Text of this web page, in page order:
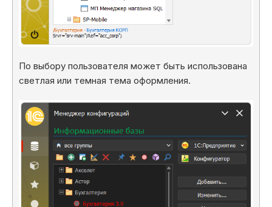
По выбору пользователя может быть использована
светлая или темная тема оформления.